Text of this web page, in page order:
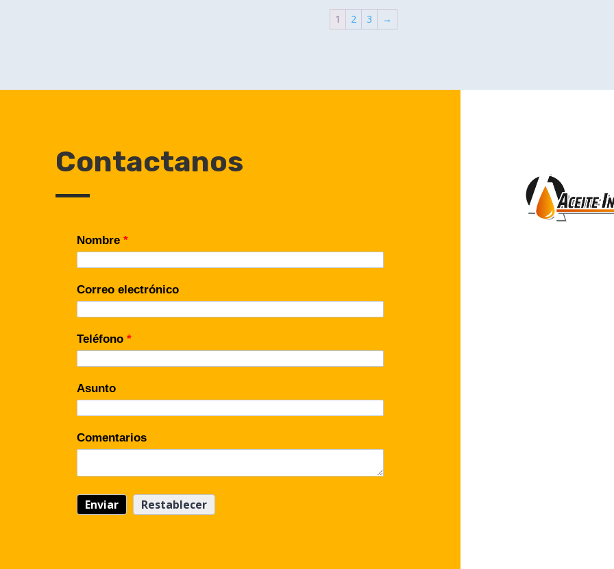
1 2 3 →
Contactanos
Nombre *
Correo electrónico
Teléfono *
Asunto
Comentarios